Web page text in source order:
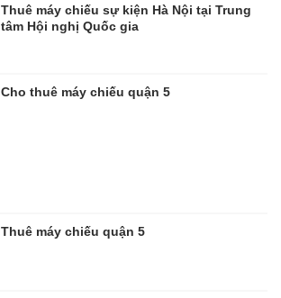
Thuê máy chiếu sự kiện Hà Nội tại Trung
tâm Hội nghị Quốc gia
Cho thuê máy chiếu quận 5
Thuê máy chiếu quận 5